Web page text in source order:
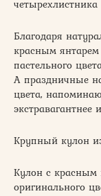
четырехлистника
Благодаря
красным
пастельного
А праздничные
цвета,
экстравагантнее
Крупный кулон
Кулон с
оригинального